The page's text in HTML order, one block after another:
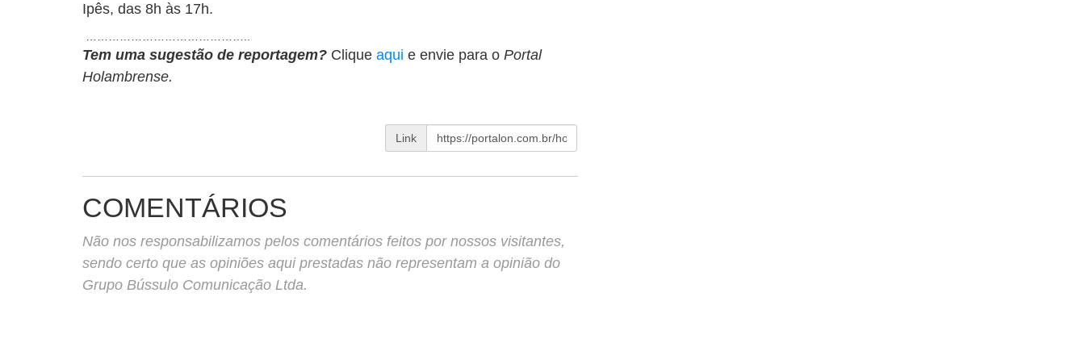
Ipês, das 8h às 17h.
Tem uma sugestão de reportagem? Clique aqui e envie para o Portal
Holambrense.
Link
COMENTÁRIOS
Não nos responsabilizamos pelos comentários feitos por nossos visitantes,
sendo certo que as opiniões aqui prestadas não representam a opinião do
Grupo Bússulo Comunicação Ltda.